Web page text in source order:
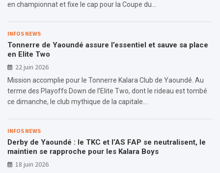
en championnat et fixe le cap pour la Coupe du…
INFOS NEWS
Tonnerre de Yaoundé assure l’essentiel et sauve sa place
en Elite Two
22 juin 2026
Mission accomplie pour le Tonnerre Kalara Club de Yaoundé. Au
terme des Playoffs Down de l’Elite Two, dont le rideau est tombé
ce dimanche, le club mythique de la capitale…
INFOS NEWS
Derby de Yaoundé : le TKC et l’AS FAP se neutralisent, le
maintien se rapproche pour les Kalara Boys
18 juin 2026